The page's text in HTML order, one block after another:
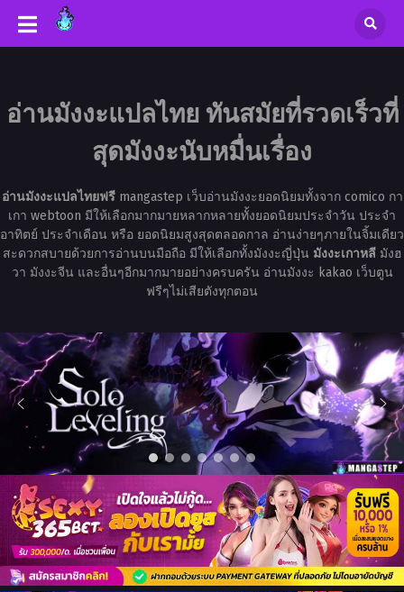
อ่านมังงะแปลไทย ทันสมัยที่รวดเร็วที่
สุดมังงะนับหมื่นเรื่อง
อ่านมังงะแปลไทยฟรีmangastep เว็บอ่านมังงะยอดนิยมทั้งจาก comico กา
เกา webtoon มีให้เลือกมากมายหลากหลายทั้งยอดนิยมประจำวัน ประจำ
อาทิตย์ ประจำเดือน หรือ ยอดนิยมสูงสุดตลอดกาล อ่านง่ายๆภายในจิ้มเดียว
สะดวกสบายด้วยการอ่านบนมือถือ มีให้เลือกทั้งมังงะญี่ปุ่น มังงะเกาหลีมังฮ
วา มังงะจีน และอื่นๆอีกมากมายอย่างครบครัน อ่านมังงะ kakao เว็บตูน
ฟรีๆไม่เสียตังทุกตอน